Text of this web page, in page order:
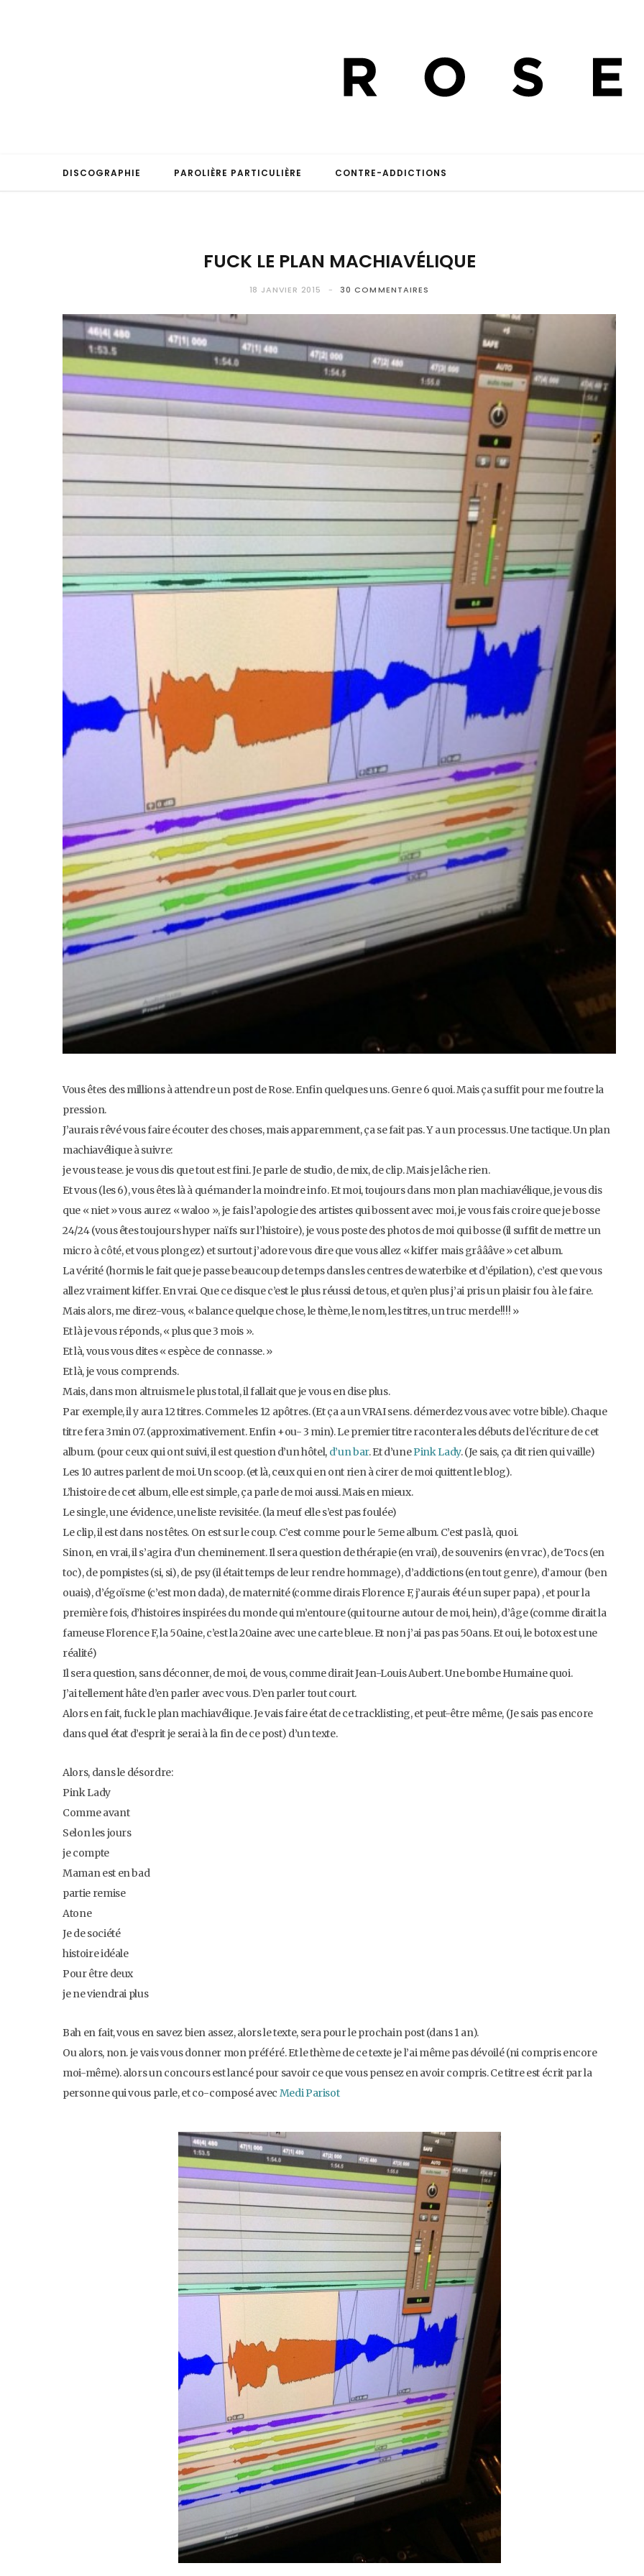
DISCOGRAPHIE PAROLIÈRE PARTICULIÈRE CONTRE-ADDICTIONS
FUCK LE PLAN MACHIAVÉLIQUE
18 JANVIER 2015 30 COMMENTAIRES
Vous êtes des millions à attendre un post de Rose. Enfin quelques uns. Genre 6 quoi. Mais ça suffit pour me foutre la
pression.
J’aurais rêvé vous faire écouter des choses, mais apparemment, ça se fait pas. Y a un processus. Une tactique. Un plan
machiavélique à suivre:
je vous tease. je vous dis que tout est fini. Je parle de studio, de mix, de clip. Mais je lâche rien.
Et vous (les 6), vous êtes là à quémander la moindre info. Et moi, toujours dans mon plan machiavélique, je vous dis
que « niet » vous aurez « waloo », je fais l’apologie des artistes qui bossent avec moi, je vous fais croire que je bosse
24/24 (vous êtes toujours hyper naïfs sur l’histoire), je vous poste des photos de moi qui bosse (il suffit de mettre un
micro à côté, et vous plongez) et surtout j’adore vous dire que vous allez « kiffer mais grâââve » cet album.
La vérité (hormis le fait que je passe beaucoup de temps dans les centres de waterbike et d’épilation), c’est que vous
allez vraiment kiffer. En vrai. Que ce disque c’est le plus réussi de tous, et qu’en plus j’ai pris un plaisir fou à le faire.
Mais alors, me direz-vous, « balance quelque chose, le thème, le nom, les titres, un truc merde!!!! »
Et là je vous réponds, « plus que 3 mois ».
Et là, vous vous dites « espèce de connasse. »
Et là, je vous comprends.
Mais, dans mon altruisme le plus total, il fallait que je vous en dise plus.
Par exemple, il y aura 12 titres. Comme les 12 apôtres. (Et ça a un VRAI sens. démerdez vous avec votre bible). Chaque
titre fera 3min 07. (approximativement. Enfin +ou- 3 min). Le premier titre racontera les débuts de l’écriture de cet
album. (pour ceux qui ont suivi, il est question d’un hôtel, d’un bar. Et d’unePink Lady. (Je sais, ça dit rien qui vaille)
Les 10 autres parlent de moi. Un scoop. (et là, ceux qui en ont rien à cirer de moi quittent le blog).
L’histoire de cet album, elle est simple, ça parle de moi aussi. Mais en mieux.
Le single, une évidence, une liste revisitée. (la meuf elle s’est pas foulée)
Le clip, il est dans nos têtes. On est sur le coup. C’est comme pour le 5eme album. C’est pas là, quoi.
Sinon, en vrai, il s’agira d’un cheminement. Il sera question de thérapie (en vrai), de souvenirs (en vrac), de Tocs (en
toc), de pompistes (si, si), de psy (il était temps de leur rendre hommage), d’addictions (en tout genre), d’amour (ben
ouais), d’égoïsme (c’est mon dada), de maternité (comme dirais Florence F, j’aurais été un super papa) , et pour la
première fois, d’histoires inspirées du monde qui m’entoure (qui tourne autour de moi, hein), d’âge (comme dirait la
fameuse Florence F, la 50aine, c’est la 20aine avec une carte bleue. Et non j’ai pas pas 50ans. Et oui, le botox est une
réalité)
Il sera question, sans déconner, de moi, de vous, comme dirait Jean-Louis Aubert. Une bombe Humaine quoi.
J’ai tellement hâte d’en parler avec vous. D’en parler tout court.
Alors en fait, fuck le plan machiavélique. Je vais faire état de ce tracklisting, et peut-être même, (Je sais pas encore
dans quel état d’esprit je serai à la fin de ce post) d’un texte.
Alors, dans le désordre:
Pink Lady
Comme avant
Selon les jours
je compte
Maman est en bad
partie remise
Atone
Je de société
histoire idéale
Pour être deux
je ne viendrai plus
Bah en fait, vous en savez bien assez, alors le texte, sera pour le prochain post (dans 1 an).
Ou alors, non. je vais vous donner mon préféré. Et le thème de ce texte je l’ai même pas dévoilé (ni compris encore
moi-même). alors un concours est lancé pour savoir ce que vous pensez en avoir compris. Ce titre est écrit par la
personne qui vous parle, et co-composé avec Medi Parisot